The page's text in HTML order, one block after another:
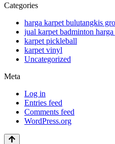
Categories
harga karpet bulutangkis
jual karpet badminton
karpet pickleball
karpet vinyl
Uncategorized
Meta
Log in
Entries feed
Comments feed
WordPress.org